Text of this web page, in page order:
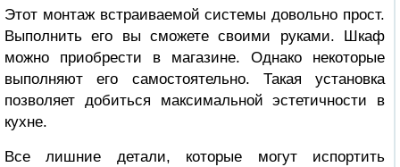
Этот монтаж встраиваемой системы довольно прост.
Выполнить его вы сможете своими руками. Шкаф
можно приобрести в магазине. Однако некоторые
выполняют его самостоятельно. Такая установка
позволяет добиться максимальной эстетичности в
кухне.
Все лишние детали, которые могут испортить